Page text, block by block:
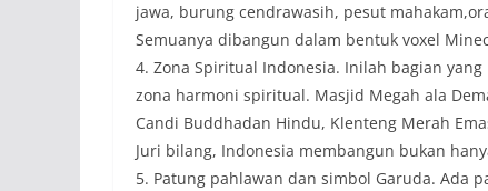
jawa, burung cendrawasih, pesut
Semuanya dibangun dalam bentuk voxel
4. Zona Spiritual Indonesia. Inilah bagian
zona harmoni spiritual. Masjid Megah ala
Candi Buddhadan Hindu, Klenteng Merah
Juri bilang, Indonesia membangun bukan
5. Patung pahlawan dan simbol Garuda. Ada